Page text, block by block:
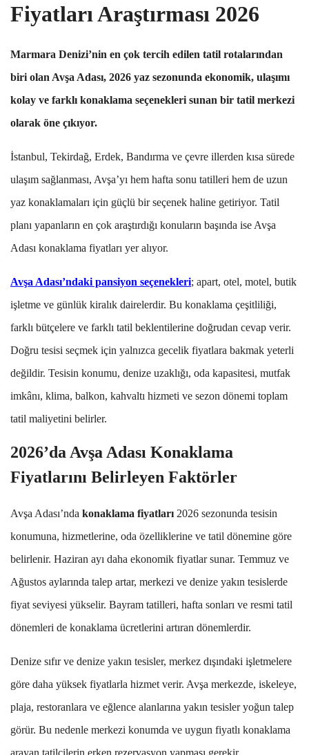
Fiyatları Araştırması 2026
Marmara Denizi’nin en çok tercih edilen tatil rotalarından
biri olan Avşa Adası, 2026 yaz sezonunda ekonomik, ulaşımı
kolay ve farklı konaklama seçenekleri sunan bir tatil merkezi
olarak öne çıkıyor.
İstanbul, Tekirdağ, Erdek, Bandırma ve çevre illerden kısa sürede
ulaşım sağlanması, Avşa’yı hem hafta sonu tatilleri hem de uzun
yaz konaklamaları için güçlü bir seçenek haline getiriyor. Tatil
planı yapanların en çok araştırdığı konuların başında ise Avşa
Adası konaklama fiyatları yer alıyor.
Avşa Adası’ndaki pansiyon seçenekleri; apart, otel, motel, butik
işletme ve günlük kiralık dairelerdir. Bu konaklama çeşitliliği,
farklı bütçelere ve farklı tatil beklentilerine doğrudan cevap verir.
Doğru tesisi seçmek için yalnızca gecelik fiyatlara bakmak yeterli
değildir. Tesisin konumu, denize uzaklığı, oda kapasitesi, mutfak
imkânı, klima, balkon, kahvaltı hizmeti ve sezon dönemi toplam
tatil maliyetini belirler.
2026’da Avşa Adası Konaklama
Fiyatlarını Belirleyen Faktörler
Avşa Adası’nda konaklama fiyatları 2026 sezonunda tesisin
konumuna, hizmetlerine, oda özelliklerine ve tatil dönemine göre
belirlenir. Haziran ayı daha ekonomik fiyatlar sunar. Temmuz ve
Ağustos aylarında talep artar, merkezi ve denize yakın tesislerde
fiyat seviyesi yükselir. Bayram tatilleri, hafta sonları ve resmi tatil
dönemleri de konaklama ücretlerini artıran dönemlerdir.
Denize sıfır ve denize yakın tesisler, merkez dışındaki işletmelere
göre daha yüksek fiyatlarla hizmet verir. Avşa merkezde, iskeleye,
plaja, restoranlara ve eğlence alanlarına yakın tesisler yoğun talep
görür. Bu nedenle merkezi konumda ve uygun fiyatlı konaklama
arayan tatilcilerin erken rezervasyon yapması gerekir.